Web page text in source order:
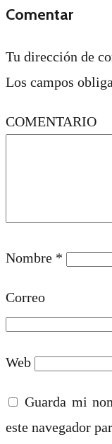
Comentar
Tu dirección de
Los campos
COMENTARIO
Nombre *
Web
Guarda mi
este navegador